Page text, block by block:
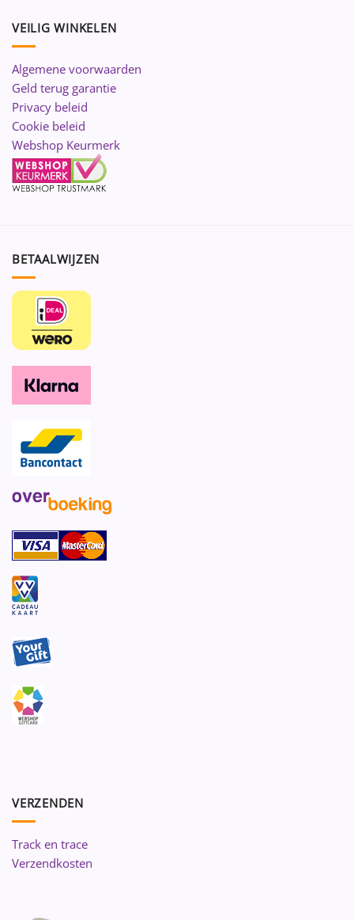
VEILIG WINKELEN
Algemene voorwaarden
Geld terug garantie
Privacy beleid
Cookie beleid
Webshop Keurmerk
BETAALWIJZEN
VERZENDEN
Track en trace
Verzendkosten